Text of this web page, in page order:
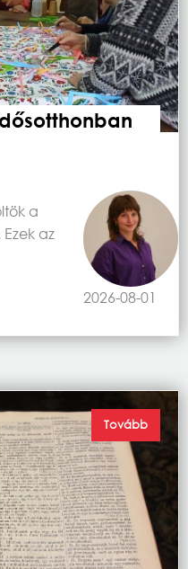
2026-08-01
a
az
Tovább